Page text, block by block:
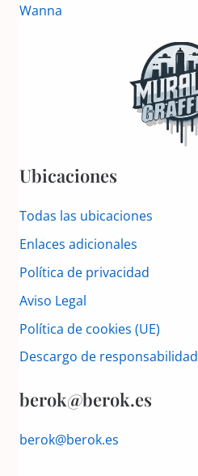
Wanna
Ubicaciones
Todas las ubicaciones
Enlaces adicionales
Política de privacidad
Aviso Legal
Política de cookies (UE)
Descargo de responsabilidad
berok@berok.es
berok@berok.es